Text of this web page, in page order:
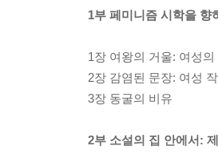
1부 페미니즘 시학을 향
1장 여왕의 거울: 여성
2장 감염된 문장: 여성
3장 동굴의 비유
2부 소설의 집 안에서: